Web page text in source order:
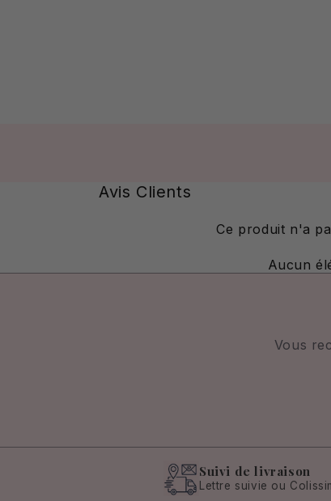
Avis Clients
Ce produit n'a
Aucun
Vous
Suivi de livraison
Lettre suivie ou